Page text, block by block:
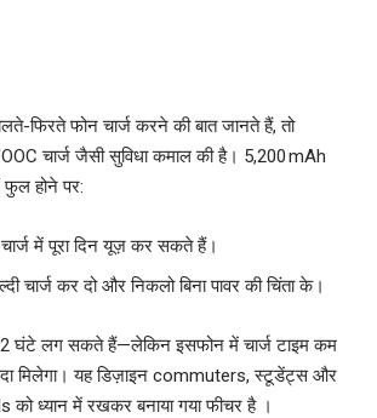
फिरते फोन चार्ज करने की बात जानते हैं, तो
चार्ज जैसी सुविधा कमाल की है। 5,200 mAh
फुल होने पर:
में पूरा दिन यूज़ कर सकते हैं।
चार्ज कर दो और निकलो बिना पावर की चिंता के।
2 घंटे लग सकते हैं—लेकिन इसफोन में चार्ज टाइम कम
मिलेगा। यह डिज़ाइन commuters, स्टूडेंट्स और
ध्यान में रखकर बनाया गया फीचर है।